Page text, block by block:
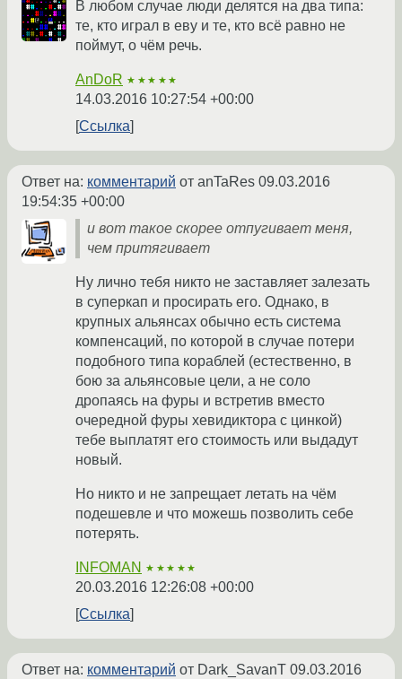
В любом случае люди делятся на два типа:
те, кто играл в еву и те, кто всё равно не
поймут, о чём речь.
AnDoR ★★★★★
14.03.2016 10:27:54 +00:00
Ссылка
Ответ на: комментарий от anTaRes 09.03.2016
19:54:35 +00:00
и вот такое скорее отпугивает меня,
чем притягивает
Ну лично тебя никто не заставляет залезать
в суперкап и просирать его. Однако, в
крупных альянсах обычно есть система
компенсаций, по которой в случае потери
подобного типа кораблей (естественно, в
бою за альянсовые цели, а не соло
дропаясь на фуры и встретив вместо
очередной фуры хевидиктора с цинкой)
тебе выплатят его стоимость или выдадут
новый.
Но никто и не запрещает летать на чём
подешевле и что можешь позволить себе
потерять.
INFOMAN ★★★★★
20.03.2016 12:26:08 +00:00
Ссылка
Ответ на: комментарий от Dark_SavanT 09.03.2016